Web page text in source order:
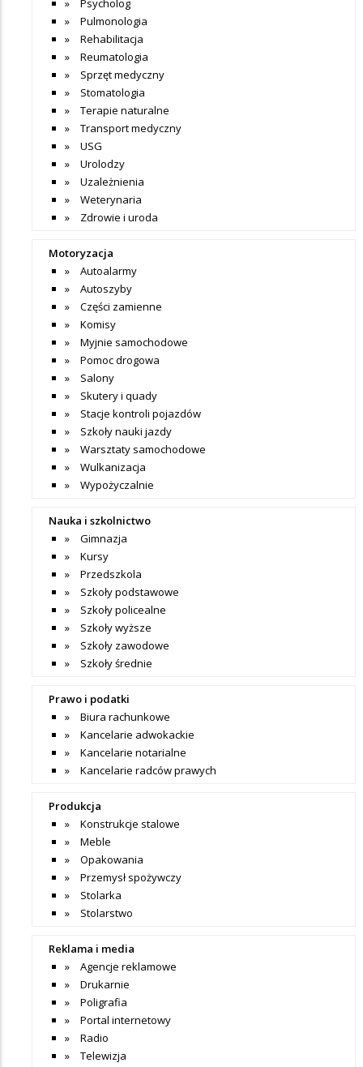
Psycholog
Pulmonologia
Rehabilitacja
Reumatologia
Sprzęt medyczny
Stomatologia
Terapie naturalne
Transport medyczny
USG
Urolodzy
Uzależnienia
Weterynaria
Zdrowie i uroda
Motoryzacja
Autoalarmy
Autoszyby
Części zamienne
Komisy
Myjnie samochodowe
Pomoc drogowa
Salony
Skutery i quady
Stacje kontroli pojazdów
Szkoły nauki jazdy
Warsztaty samochodowe
Wulkanizacja
Wypożyczalnie
Nauka i szkolnictwo
Gimnazja
Kursy
Przedszkola
Szkoły podstawowe
Szkoły policealne
Szkoły wyższe
Szkoły zawodowe
Szkoły średnie
Prawo i podatki
Biura rachunkowe
Kancelarie adwokackie
Kancelarie notarialne
Kancelarie radców prawych
Produkcja
Konstrukcje stalowe
Meble
Opakowania
Przemysł spożywczy
Stolarka
Stolarstwo
Reklama i media
Agencje reklamowe
Drukarnie
Poligrafia
Portal internetowy
Radio
Telewizja